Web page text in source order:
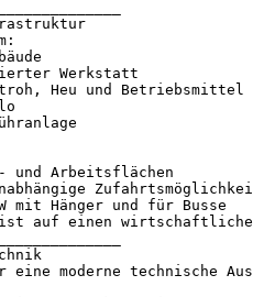
auf einen
moderne technische